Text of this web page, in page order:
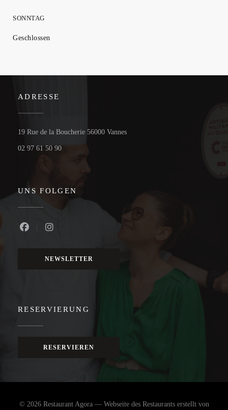
SONNTAG
Geschlossen
ADRESSE
19 Rue de la Boucherie 56000 Vannes((öffnet ein neues Fenster))
02 97 61 50 90
UNS FOLGEN
Instagram ((öffnet ein neues Fenster))
NEWSLETTER
RESERVIERUNG
RESERVIEREN
© 2026 Restaurant Agora — Webseite des Restaurants erstellt von